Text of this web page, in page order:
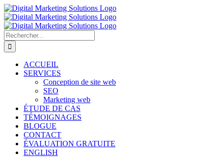
Passer
au
contenu
Rechercher:
ACCUEIL
SERVICES
Conception de site web
SEO
Marketing web
ÉTUDE DE CAS
TÉMOIGNAGES
BLOGUE
CONTACT
ÉVALUATION GRATUITE
ENGLISH